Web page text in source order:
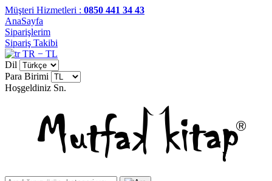
Müşteri Hizmetleri : 0850 441 34 43
AnaSayfa
Siparişlerim
Sipariş Takibi
TR − TL
Dil
Para Birimi
Hoşgeldiniz Sn.